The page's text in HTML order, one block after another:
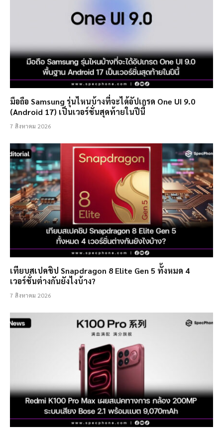
มือถือ Samsung รุ่นไหนบ้างที่จะได้อัปเกรด One UI 9.0
(Android 17) เป็นเวอร์ชั่นสุดท้ายในปีนี้
7 สิงหาคม 2026
เทียบสเปคชิป Snapdragon 8 Elite Gen 5 ทั้งหมด 4
เวอร์ชั่นต่างกันยังไงบ้าง?
7 สิงหาคม 2026